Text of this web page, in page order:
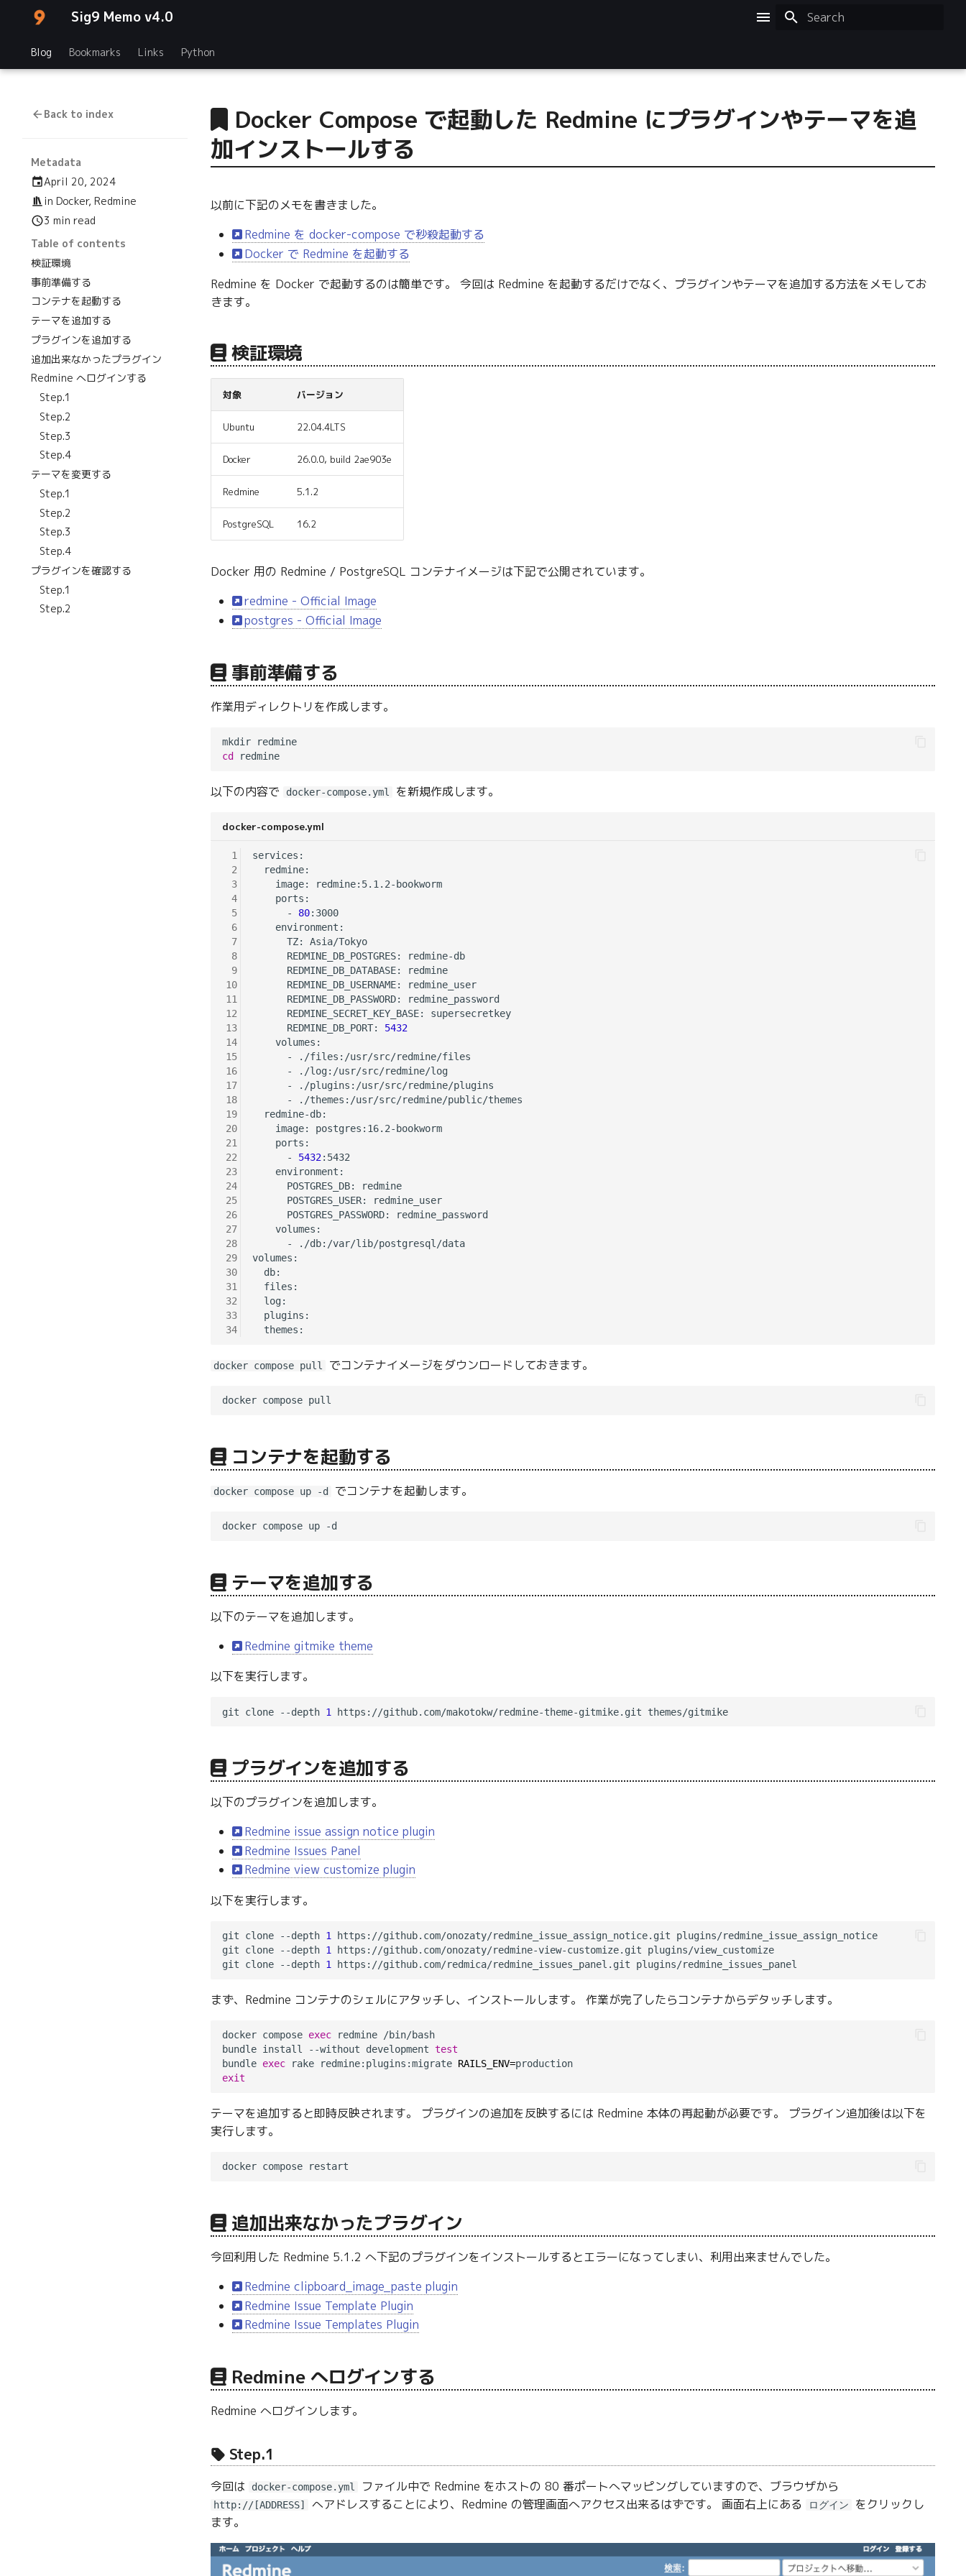
Sig9 Memo v4.0
Blog Bookmarks Links Python
Back to index
Metadata
April 20, 2024
inDocker,Redmine
3 min read
Table of contents
検証環境
事前準備する
コンテナを起動する
テーマを追加する
プラグインを追加する
追加出来なかったプラグイン
Redmine へログインする
Step.1
Step.2
Step.3
Step.4
テーマを変更する
Step.1
Step.2
Step.3
Step.4
プラグインを確認する
Step.1
Step.2
Docker Compose で起動した Redmine にプラグインやテーマを追
加インストールする
以前に下記のメモを書きました。
Redmine を docker-compose で秒殺起動する
Docker で Redmine を起動する
Redmine を Docker で起動するのは簡単です。 今回は Redmine を起動するだけでなく、プラグインやテーマを追加する方法をメモしてお
きます。
検証環境
対象 バージョン
Ubuntu 22.04.4LTS
Docker 26.0.0, build 2ae903e
Redmine 5.1.2
PostgreSQL 16.2
Docker 用の Redmine / PostgreSQL コンテナイメージは下記で公開されています。
redmine - Official Image
postgres - Official Image
事前準備する
作業用ディレクトリを作成します。
mkdir redmine
cd
redmine
以下の内容で docker-compose.yml を新規作成します。
docker-compose.yml
1
2
3
4
5
6
7
8
9
10
11
12
13
14
15
16
17
18
19
20
21
22
23
24
25
26
27
28
29
30
31
32
33
34
services:
  redmine:
    image: redmine:5.1.2-bookworm
    ports:
      -
80:3000
    environment:
      TZ: Asia/Tokyo
      REDMINE_DB_POSTGRES: redmine-db
      REDMINE_DB_DATABASE: redmine
      REDMINE_DB_USERNAME: redmine_user
      REDMINE_DB_PASSWORD: redmine_password
      REDMINE_SECRET_KEY_BASE: supersecretkey
      REDMINE_DB_PORT:
5432
    volumes:
      - ./files:/usr/src/redmine/files
      - ./log:/usr/src/redmine/log
      - ./plugins:/usr/src/redmine/plugins
      - ./themes:/usr/src/redmine/public/themes
  redmine-db:
    image: postgres:16.2-bookworm
    ports:
      -
5432:5432
    environment:
      POSTGRES_DB: redmine
      POSTGRES_USER: redmine_user
      POSTGRES_PASSWORD: redmine_password
    volumes:
      - ./db:/var/lib/postgresql/data
volumes:
  db:
  files:
  log:
  plugins:
docker compose pull でコンテナイメージをダウンロードしておきます。
コンテナを起動する
docker compose up -d でコンテナを起動します。
テーマを追加する
以下のテーマを追加します。
Redmine gitmike theme
以下を実行します。
git clone --depth 1 https://github.com/makotokw/redmine-theme-gitmike.git themes/gitmike
プラグインを追加する
以下のプラグインを追加します。
Redmine issue assign notice plugin
Redmine Issues Panel
Redmine view customize plugin
以下を実行します。
git clone --depth 1 https://github.com/onozaty/redmine_issue_assign_notice.git plugins/redmine_issue_assign_notice
git clone --depth 1 https://github.com/onozaty/redmine-view-customize.git plugins/view_customize
git clone --depth 1
まず、Redmine コンテナのシェルにアタッチし、インストールします。 作業が完了したらコンテナからデタッチします。
docker compose exec redmine /bin/bash
bundle install --without development test
bundle exec rake redmine:plugins:migrate RAILS_ENV=
production
exit
テーマを追加すると即時反映されます。 プラグインの追加を反映するには Redmine 本体の再起動が必要です。 プラグイン追加後は以下を
実行します。
追加出来なかったプラグイン
今回利用した Redmine 5.1.2 へ下記のプラグインをインストールするとエラーになってしまい、利用出来ませんでした。
Redmine clipboard_image_paste plugin
Redmine Issue Template Plugin
Redmine Issue Templates Plugin
Redmine へログインする
Redmine へログインします。
Step.1
今回は docker-compose.yml ファイル中で Redmine をホストの 80 番ポートへマッピングしていますので、ブラウザから
http://[ADDRESS] へアドレスすることにより、Redmine の管理画面へアクセス出来るはずです。 画面右上にある ログイン
をクリックし
ます。